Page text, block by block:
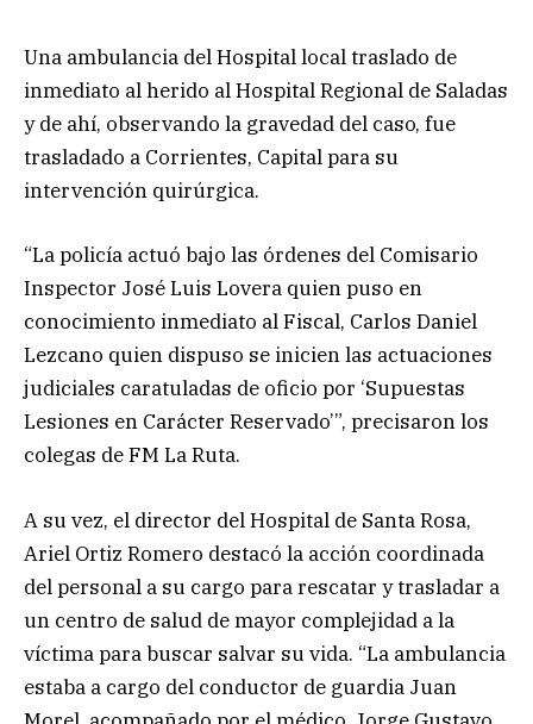
Una ambulancia del Hospital local traslado de
inmediato al herido al Hospital Regional de Saladas
y de ahí, observando la gravedad del caso, fue
trasladado a Corrientes, Capital para su
intervención quirúrgica.
“La policía actuó bajo las órdenes del Comisario
Inspector José Luis Lovera quien puso en
conocimiento inmediato al Fiscal, Carlos Daniel
Lezcano quien dispuso se inicien las actuaciones
judiciales caratuladas de oficio por ‘Supuestas
Lesiones en Carácter Reservado’”, precisaron los
colegas de FM La Ruta.
A su vez, el director del Hospital de Santa Rosa,
Ariel Ortiz Romero destacó la acción coordinada
del personal a su cargo para rescatar y trasladar a
un centro de salud de mayor complejidad a la
víctima para buscar salvar su vida. “La ambulancia
estaba a cargo del conductor de guardia Juan